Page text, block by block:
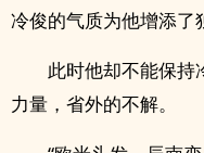
冷俊的气质为他增添了
此时他却不能保持
力量，省外的不解。